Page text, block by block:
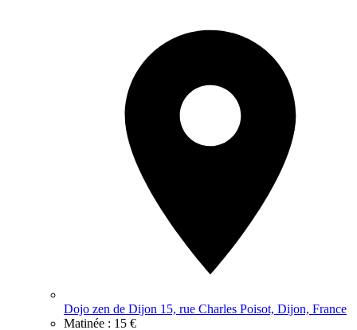
Dojo zen de Dijon 15, rue Charles Poisot, Dijon, France
Matinée : 15 €